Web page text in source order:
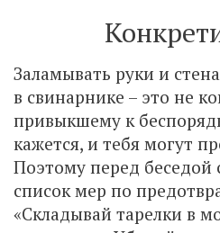
Заламывать руки и
в свинарнике – это не
привыкшему к
кажется, и тебя могут
Поэтому перед беседой
список мер по
«Складывай тарелки в